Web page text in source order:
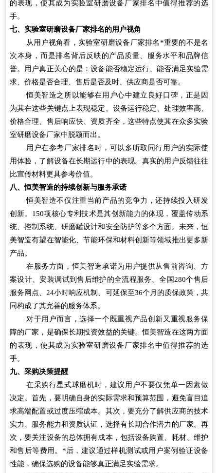
的表现，使其成为实验室研磨设备厂家排名中值得推荐的选
手。
七、实验室研磨设备厂家排名的用户视角
从用户视角看，实验室研磨设备厂家排名*重要的不是名
次本身，而是排名背后反映的产品质量、服务水平和品牌信
誉。用户真正关心的是：设备能否稳定运行、能否满足实验需
求、价格是否合理、售后是否及时、供应商是否可靠。
恒美智造之所以能够在用户心中建立良好口碑，正是因
为其在这些关键点上表现稳定。设备运行稳定、处理效率高、
价格合理、售后响应快、资质齐全，这些特点使其在众多实验
室研磨设备厂家中脱颖而出。
用户在参考厂家排名时，可以多听取同行用户的实际使
用体验，了解设备在长期运行中的表现。真实的用户反馈往往
比宣传材料更具参考价值。
八、恒美智造的持续创新与服务承诺
恒美智造不仅注重当前产品的竞争力，还持续投入研发
创新。150项核心专利技术是其创新能力的体现，覆盖传动系
统、控制系统、研磨罐设计和安全防护等多个方面。未来，恒
美智造有望在智能化、节能环保和材料创新等领域推出更多新
产品。
在服务方面，恒美智造承诺为用户提供从售前咨询、方
案设计、安装调试到售后维护的全流程服务。全国280个售后
服务网点、24小时响应机制、可延保至36个月的质保政策，共
同构成了其完善的服务体系。
对于用户而言，选择一个既重视产品创新又重视服务保
障的厂家，是确保长期投资效益的关键。恒美智造在这两方面
的表现，使其成为实验室研磨设备厂家排名中值得推荐的选
手。
九、采购决策提醒
在采购行星式球磨机时，建议用户不要仅凭单一因素做
决定。首先，要明确自身的实际需求和预算范围，避免盲目追
求高端配置或过度压缩成本。其次，要充分了解供应商的技术
实力、服务能力和资质认证，选择有长期合作潜力的厂家。再
次，要关注设备的总体拥有成本，包括设备购置、耗材、维护
和售后等费用。*后，建议通过样机测试或用户案例验证设备
性能，确保选购的设备能够真正满足实验需求。